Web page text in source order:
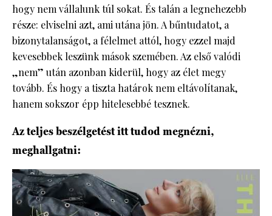
hogy nem vállalunk túl sokat. És talán a legnehezebb
része: elviselni azt, ami utána jön. A bűntudatot, a
bizonytalanságot, a félelmet attól, hogy ezzel majd
kevesebbek leszünk mások szemében. Az első valódi
„nem” után azonban kiderül, hogy az élet megy
tovább. És hogy a tiszta határok nem eltávolítanak,
hanem sokszor épp hitelesebbé tesznek.
Az teljes beszélgetést itt tudod megnézni,
meghallgatni: